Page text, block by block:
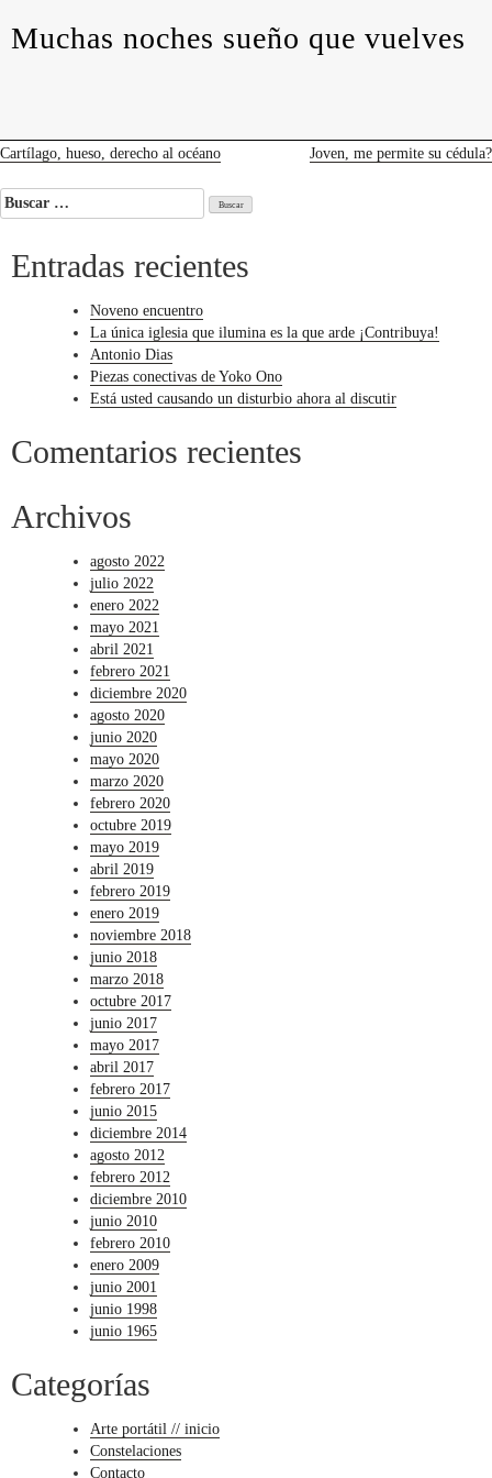
portátiles
contacto
Muchas noches sueño que vuelves
Navegación
de
Cartílago, hueso, derecho al océano Joven, me permite su cédula?
Buscar:
Entradas recientes
Noveno encuentro
La única iglesia que ilumina es la que arde ¡Contribuya!
Antonio Dias
Piezas conectivas de Yoko Ono
Está usted causando un disturbio ahora al discutir
Comentarios recientes
Archivos
agosto 2022
julio 2022
enero 2022
mayo 2021
abril 2021
febrero 2021
diciembre 2020
agosto 2020
junio 2020
mayo 2020
marzo 2020
febrero 2020
octubre 2019
mayo 2019
abril 2019
febrero 2019
enero 2019
noviembre 2018
junio 2018
marzo 2018
octubre 2017
junio 2017
mayo 2017
abril 2017
febrero 2017
junio 2015
diciembre 2014
agosto 2012
febrero 2012
diciembre 2010
junio 2010
febrero 2010
enero 2009
junio 2001
junio 1998
junio 1965
Categorías
Arte portátil // inicio
Constelaciones
Contacto